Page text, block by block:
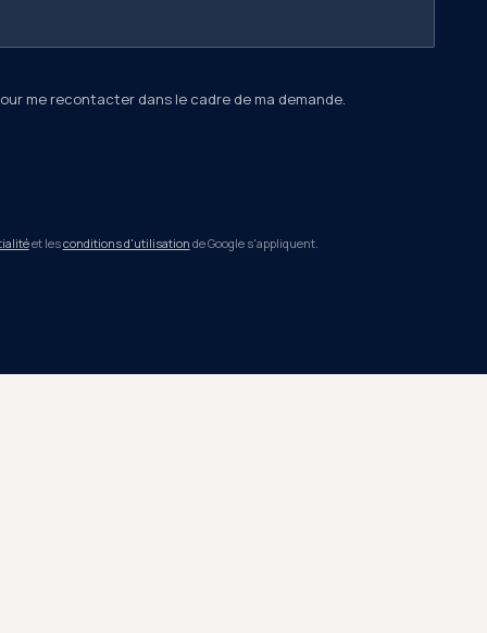
me recontacter dans le cadre de ma demande.
et lesconditions d'utilisation de Google s'appliquent.